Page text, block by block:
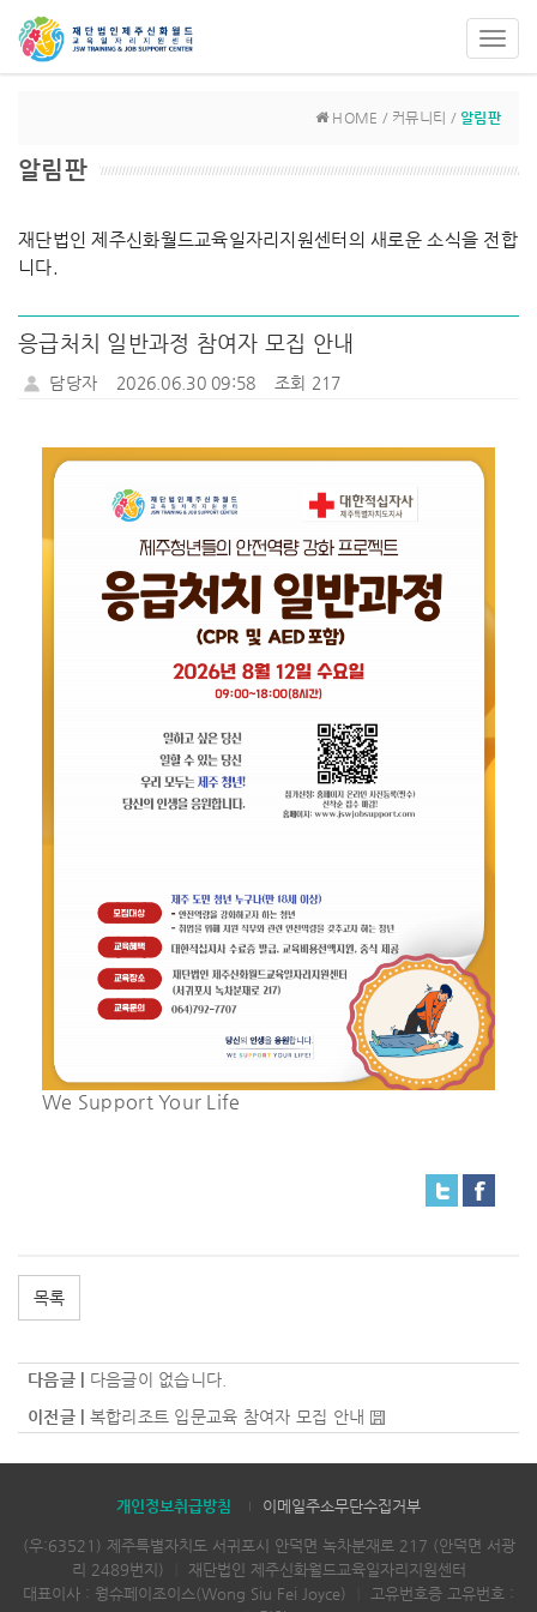
HOME / 커뮤니티 / 알림판
알림판
재단법인 제주신화월드교육일자리지원센터의 새로운 소식을 전합
니다.
응급처치 일반과정 참여자 모집 안내
담당자 2026.06.30 09:58 조회 217
We Support Your Life
목록
다음글 | 다음글이 없습니다.
이전글 | 복합리조트 입문교육 참여자 모집 안내
개인정보취급방침 이메일주소무단수집거부
(우:63521) 제주특별자치도 서귀포시 안덕면 녹차분재로 217 (안덕면 서광
리 2489번지)
재단법인 제주신화월드교육일자리지원센터
대표이사 : 웡슈페이조이스(Wong Siu Fei Joyce)
고유번호증 고유번호 :